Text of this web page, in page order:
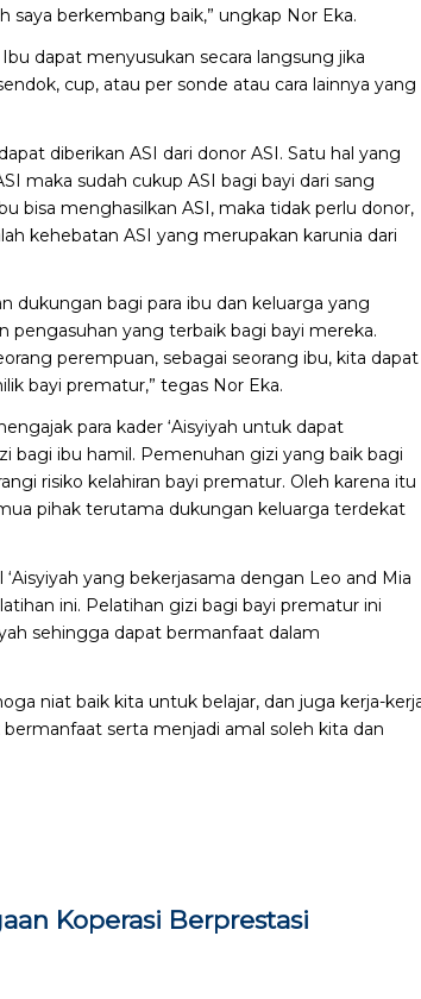
saya berkembang baik,” ungkap Nor Eka.
dapat menyusukan secara langsung jika
cup, atau per sonde atau cara lainnya yang
diberikan ASI dari donor ASI. Satu hal yang
maka sudah cukup ASI bagi bayi dari sang
bisa menghasilkan ASI, maka tidak perlu donor,
kehebatan ASI yang merupakan karunia dari
dukungan bagi para ibu dan keluarga yang
yang terbaik bagi bayi mereka.
perempuan, sebagai seorang ibu, kita dapat
bayi prematur,” tegas Nor Eka.
para kader ‘Aisyiyah untuk dapat
ibu hamil. Pemenuhan gizi yang baik bagi
risiko kelahiran bayi prematur. Oleh karena itu
pihak terutama dukungan keluarga terdekat
yang bekerjasama dengan Leo and Mia
ini. Pelatihan gizi bagi bayi prematur ini
sehingga dapat bermanfaat dalam
niat baik kita untuk belajar, dan juga kerja-
serta menjadi amal soleh kita dan
Koperasi Berprestasi